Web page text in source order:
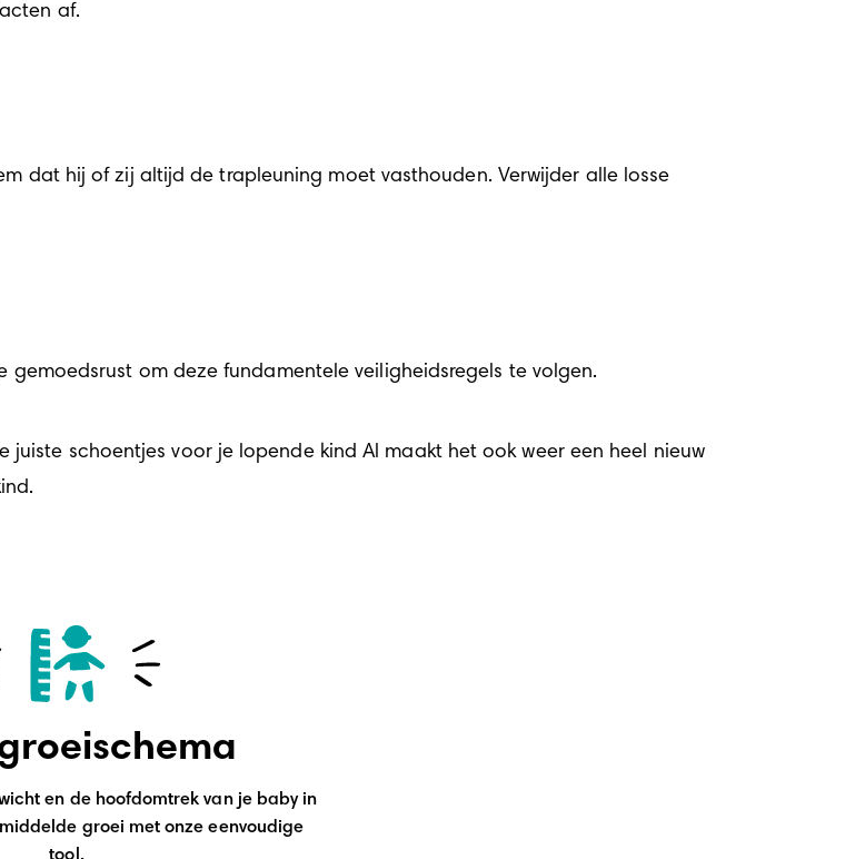
af.
dat hij of zij altijd de trapleuning moet vasthouden. Verwijder alle losse
om deze fundamentele veiligheidsregels te volgen.
juiste schoentjes voor je lopende kind Al maakt het ook weer een heel nieuw
.
en de hoofdomtrek van je baby in
groei met onze eenvoudige
tool.